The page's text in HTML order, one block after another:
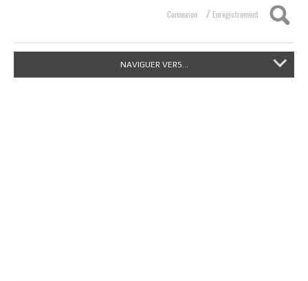
Connexion / Enregistrement
NAVIGUER VERS...